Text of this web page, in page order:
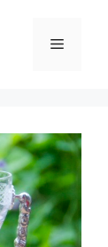
Menü